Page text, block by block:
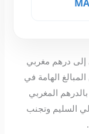
الهامة في
المغربي
وتجنب